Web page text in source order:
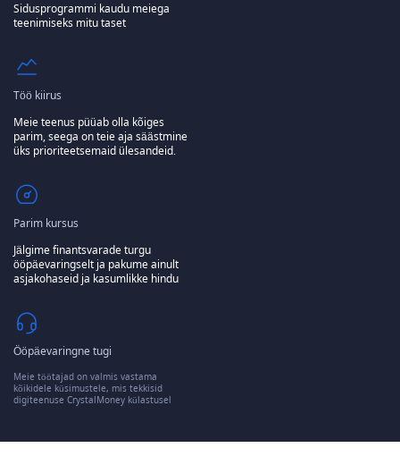
Sidusprogrammi kaudu meiega
teenimiseks mitu taset
Töö kiirus
Meie teenus püüab olla kõiges
parim, seega on teie aja säästmine
üks prioriteetsemaid ülesandeid.
Parim kursus
Jälgime finantsvarade turgu
ööpäevaringselt ja pakume ainult
asjakohaseid ja kasumlikke hindu
Ööpäevaringne tugi
Meie töötajad on valmis vastama
kõikidele küsimustele, mis tekkisid
digiteenuse CrystalMoney külastusel